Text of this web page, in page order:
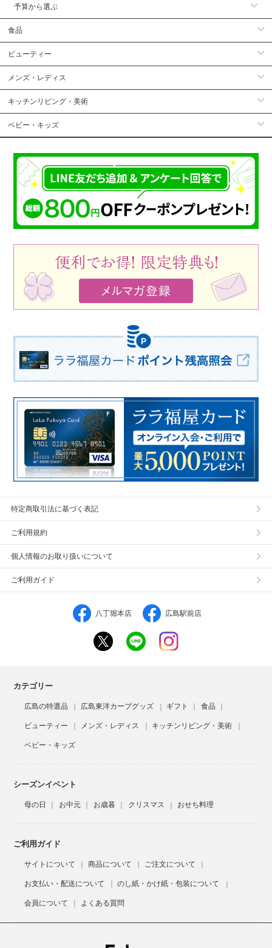
予算から選ぶ
食品
ビューティー
メンズ・レディス
キッチンリビング・美術
ベビー・キッズ
特定商取引法に基づく表記
ご利用規約
個人情報のお取り扱いについて
ご利用ガイド
八丁堀本店 広島駅前店
カテゴリー
広島の特選品 広島東洋カープグッズ ギフト 食品
ビューティー メンズ・レディス キッチンリビング・美術
ベビー・キッズ
シーズンイベント
母の日 お中元 お歳暮 クリスマス おせち料理
ご利用ガイド
サイトについて 商品について ご注文について
お支払い・配送について のし紙・かけ紙・包装について
会員について よくある質問